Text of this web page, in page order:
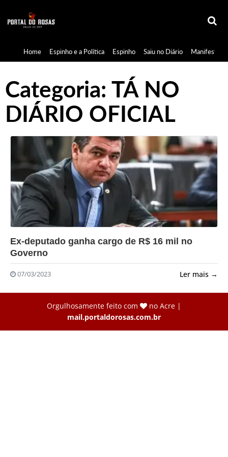
Home Espinho e a Política Espinho Saiu no Diário
Categoria: TÁ NO
DIÁRIO OFICIAL
?>
Ex-deputado ganha cargo de R$ 16 mil no
Governo
07/03/2023 Ler mais →
Orgulhosamente feito com
no Acre |
mail.portaldorosas.com.br